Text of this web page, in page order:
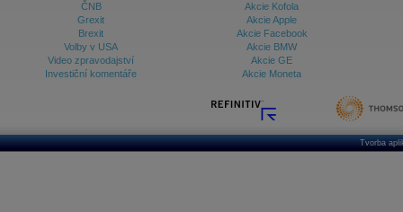
ČNB
Grexit
Brexit
Volby v USA
Video zpravodajství
Investiční komentáře
Akcie Kofola
Akcie Apple
Akcie Facebook
Akcie BMW
Akcie GE
Akcie Moneta
Tvorba